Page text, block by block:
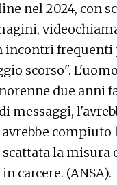
nel 2024, con
incontri
scorso".
due anni
messaggi,
compiuto
scattata la misura
carcere. (ANSA).